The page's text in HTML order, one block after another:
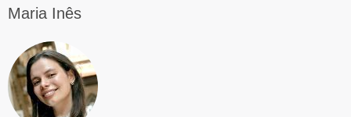
查找您附近的辦公室
關於我們
公司資訊
Maria Inês